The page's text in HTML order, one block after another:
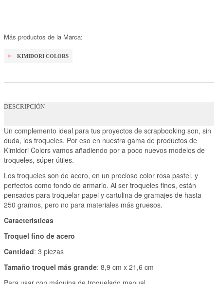
Más productos de la Marca:
KIMIDORI COLORS
DESCRIPCIÓN
Un complemento ideal para tus proyectos de scrapbooking son, sin
duda, los troqueles. Por eso en nuestra gama de productos de
Kimidori Colors vamos añadiendo por a poco nuevos modelos de
troqueles, súper útiles.
Los troqueles son de acero, en un precioso color rosa pastel, y
perfectos como fondo de armario. Al ser troqueles finos, están
pensados para troquelar papel y cartulina de gramajes de hasta
250 gramos, pero no para materiales más gruesos.
Características
Troquel fino de acero
Cantidad: 3 piezas
Tamaño troquel más grande: 8,9 cm x 21,6 cm